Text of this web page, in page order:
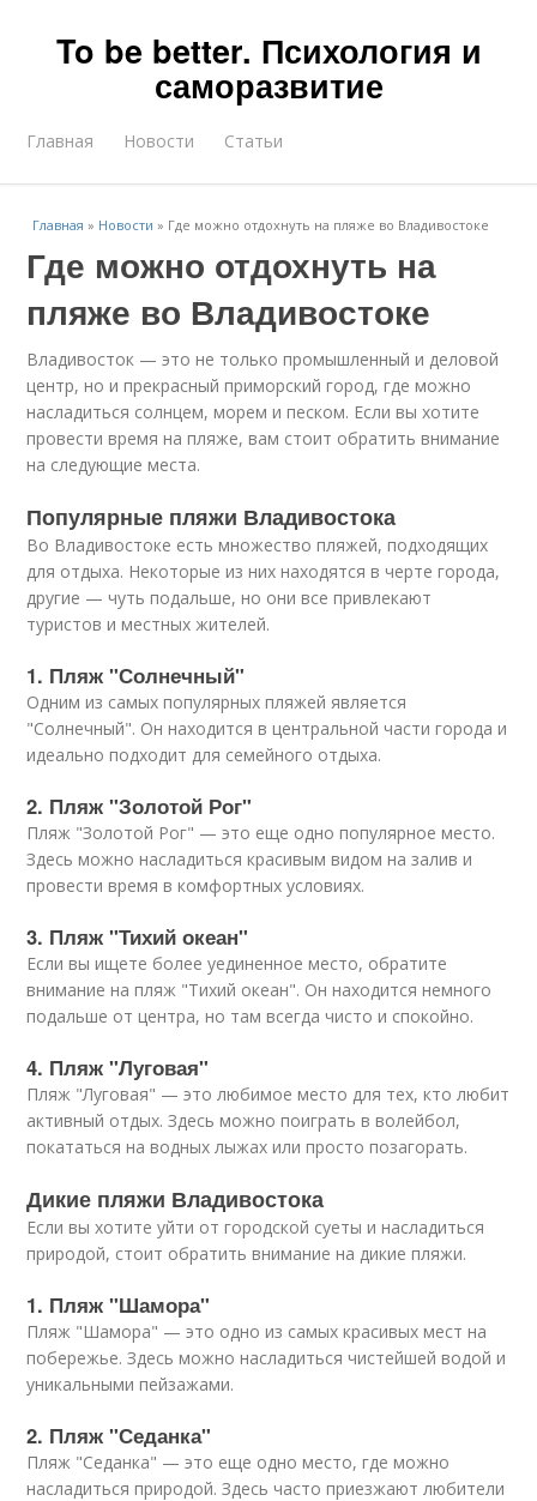
To be better. Психология и
саморазвитие
Главная Новости Статьи
Главная » Новости » Где можно отдохнуть на пляже во Владивостоке
Где можно отдохнуть на
пляже во Владивостоке
Владивосток — это не только промышленный и деловой
центр, но и прекрасный приморский город, где можно
насладиться солнцем, морем и песком. Если вы хотите
провести время на пляже, вам стоит обратить внимание
на следующие места.
Популярные пляжи Владивостока
Во Владивостоке есть множество пляжей, подходящих
для отдыха. Некоторые из них находятся в черте города,
другие — чуть подальше, но они все привлекают
туристов и местных жителей.
1. Пляж "Солнечный"
Одним из самых популярных пляжей является
"Солнечный". Он находится в центральной части города и
идеально подходит для семейного отдыха.
2. Пляж "Золотой Рог"
Пляж "Золотой Рог" — это еще одно популярное место.
Здесь можно насладиться красивым видом на залив и
провести время в комфортных условиях.
3. Пляж "Тихий океан"
Если вы ищете более уединенное место, обратите
внимание на пляж "Тихий океан". Он находится немного
подальше от центра, но там всегда чисто и спокойно.
4. Пляж "Луговая"
Пляж "Луговая" — это любимое место для тех, кто любит
активный отдых. Здесь можно поиграть в волейбол,
покататься на водных лыжах или просто позагорать.
Дикие пляжи Владивостока
Если вы хотите уйти от городской суеты и насладиться
природой, стоит обратить внимание на дикие пляжи.
1. Пляж "Шамора"
Пляж "Шамора" — это одно из самых красивых мест на
побережье. Здесь можно насладиться чистейшей водой и
уникальными пейзажами.
2. Пляж "Седанка"
Пляж "Седанка" — это еще одно место, где можно
насладиться природой. Здесь часто приезжают любители